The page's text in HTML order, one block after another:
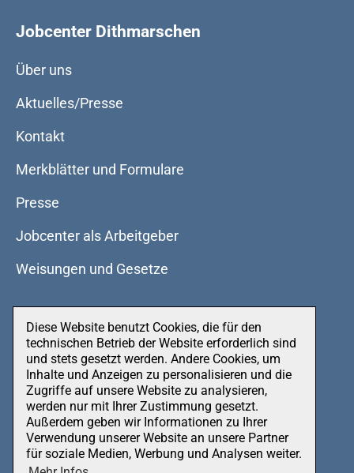
Jobcenter Dithmarschen
Über uns
Aktuelles/Presse
Kontakt
Merkblätter und Formulare
Presse
Jobcenter als Arbeitgeber
Weisungen und Gesetze
Datenschutz
Impressum
Diese Website benutzt Cookies, die für den
technischen Betrieb der Website erforderlich sind
und stets gesetzt werden. Andere Cookies, um
Inhalte und Anzeigen zu personalisieren und die
Zugriffe auf unsere Website zu analysieren,
werden nur mit Ihrer Zustimmung gesetzt.
Außerdem geben wir Informationen zu Ihrer
Verwendung unserer Website an unsere Partner
für soziale Medien, Werbung und Analysen weiter.